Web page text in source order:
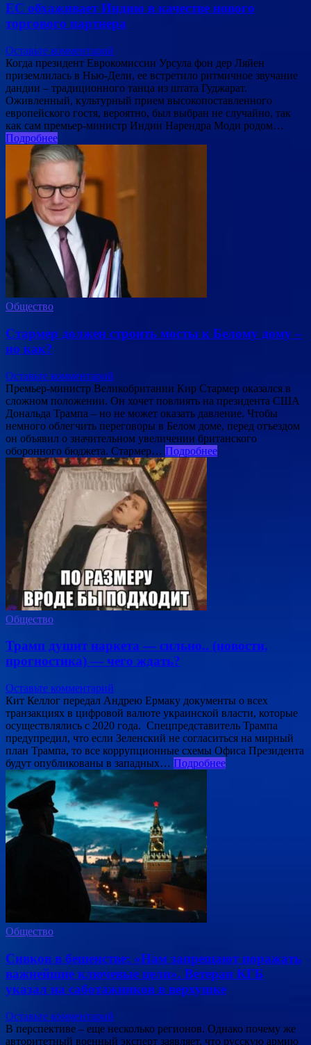
ЕС обхаживает Индию в качестве нового
торгового партнера
Оставьте комментарий
Когда президент Еврокомиссии Урсула фон дер Ляйен
приземлилась в Нью-Дели, ее встретило ритмичное звучание
дандии – традиционного танца из штата Гуджарат.
Оживленный, культурный прием высокопоставленного
европейского гостя, вероятно, был выбран не случайно, так
как сам премьер-министр Индии Нарендра Моди родом…
Подробнее
Общество
Стармер должен строить мосты к Белому дому –
но как?
Оставьте комментарий
Премьер-министр Великобритании Кир Стармер оказался в
сложном положении. Он хочет повлиять на президента США
Дональда Трампа – но не может оказать давление. Чтобы
немного облегчить переговоры в Белом доме, перед отъездом
он объявил о значительном увеличении британского
оборонного бюджета. Стармер… Подробнее
Общество
Трамп душит наркета — сильно.. (новости,
прогностика) — чего ждать?
Оставьте комментарий
Кит Келлог передал Андрею Ермаку документы о всех
транзакциях в цифровой валюте украинской власти, которые
осуществлялись с 2020 года. Спецпредставитель Трампа
предупредил, что если Зеленский не согласиться на мирный
план Трампа, то все коррупционные схемы Офиса Президента
будут опубликованы в западных… Подробнее
Общество
Сивков в бешенстве: «Нам запрещают поражать
важнейшие ключевые цели». Ветеран КГБ
указал на саботажников в верхушке
Оставьте комментарий
В перспективе – еще несколько регионов. Однако почему же
авторитетный военный эксперт заявляет, что русскую армию